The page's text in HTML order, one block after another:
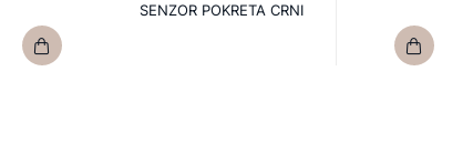
SENZOR POKRETA CRNI